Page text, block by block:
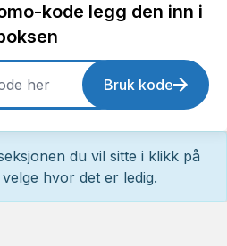
kode legg den inn i
Bruk kode
du vil sitte i klikk på
hvor det er ledig.